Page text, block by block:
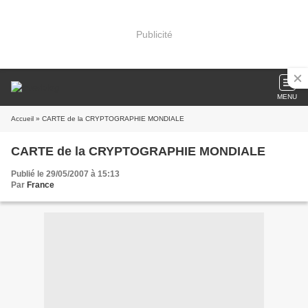
Publicité
MENU
Accueil » CARTE de la CRYPTOGRAPHIE MONDIALE
CARTE de la CRYPTOGRAPHIE MONDIALE
Publié le 29/05/2007 à 15:13
Par France